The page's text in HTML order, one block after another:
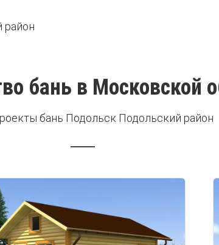
район
бань в Московской
бань Подольск Подольский район